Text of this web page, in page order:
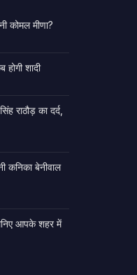
कोमल मीणा?
शादी
राठौड़ का दर्द,
कनिका बेनीवाल
आपके शहर में